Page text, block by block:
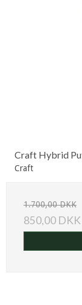
Craft Hybrid
Craft
1.700,00 DKK
850,00 DKK